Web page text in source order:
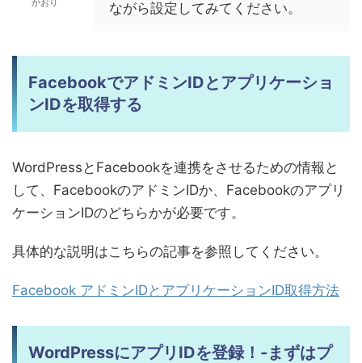
かおり
ながら設定してみてください。
FacebookでアドミンIDとアプリケーショ
ンIDを取得する
WordPressとFacebookを連携をさせるための情報と
して、FacebookのアドミンIDか、Facebookのアプリ
ケーションIDのどちらかが必要です。
具体的な説明はこちらの記事を参照してください。
Facebook アドミンIDとアプリケーションID取得方法
WordPressにアプリIDを登録！-まずはプ